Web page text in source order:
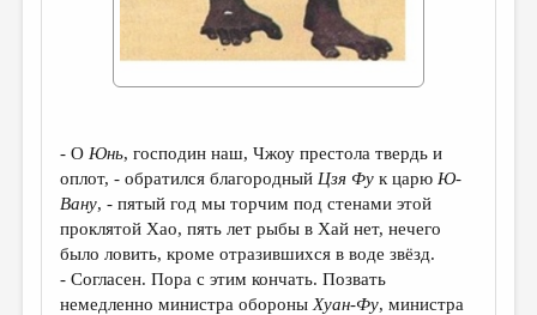
РЕДКОЛЛЕГИЯ
МАЛАЯ ПРОЗА
ЭССЕИСТИКА
ЛИТЕРАТУРОВЕДЕНИЕ
КУЛЬТУРОВЕДЕНИЕ
- О Юнь, господин наш, Чжоу престола твердь и
оплот, - обратился благородный Цзя Фу к царю Ю-
Вану, - пятый год мы торчим под стенами этой
проклятой Хао, пять лет рыбы в Хай нет, нечего
было ловить, кроме отразившихся в воде звёзд.
- Согласен. Пора с этим кончать. Позвать
немедленно министра обороны Хуан-Фу, министра